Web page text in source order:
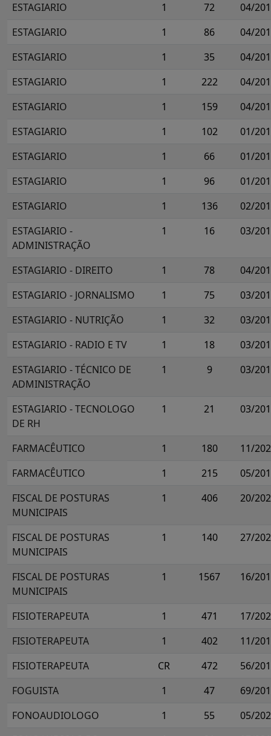
ESTAGIARIO 1 72
04/
ESTAGIARIO
1 86
04/
ESTAGIARIO
1 35
04/
ESTAGIARIO
1 222
04/
ESTAGIARIO
1 159
04/
ESTAGIARIO
1 102
01/
ESTAGIARIO
1 66
01/
ESTAGIARIO
1 96
01/
ESTAGIARIO
1 136
02/
ESTAGIARIO -
ADMINISTRAÇÃO
1 16 03/
ESTAGIARIO - DIREITO 1 78
04/
ESTAGIARIO - JORNALISMO
1 75
03/
ESTAGIARIO - NUTRIÇÃO
1 32
03/
ESTAGIARIO - RADIO E TV
1 18
03/
ESTAGIARIO - TÉCNICO DE
ADMINISTRAÇÃO
1 9 03/
ESTAGIARIO - TECNOLOGO
DE RH
1 21 03/
FARMACÊUTICO 1 180
11/
FARMACÊUTICO
1 215
05/
FISCAL DE POSTURAS
MUNICIPAIS
1 406 20/
FISCAL DE POSTURAS
MUNICIPAIS
1 140 27/
FISCAL DE POSTURAS
MUNICIPAIS
1 1567 16/
FISIOTERAPEUTA 1 471
17/
FISIOTERAPEUTA
1 402
11/
FISIOTERAPEUTA
CR 472
56/
FOGUISTA
1 47
69/
FONOAUDIOLOGO
1 55
05/